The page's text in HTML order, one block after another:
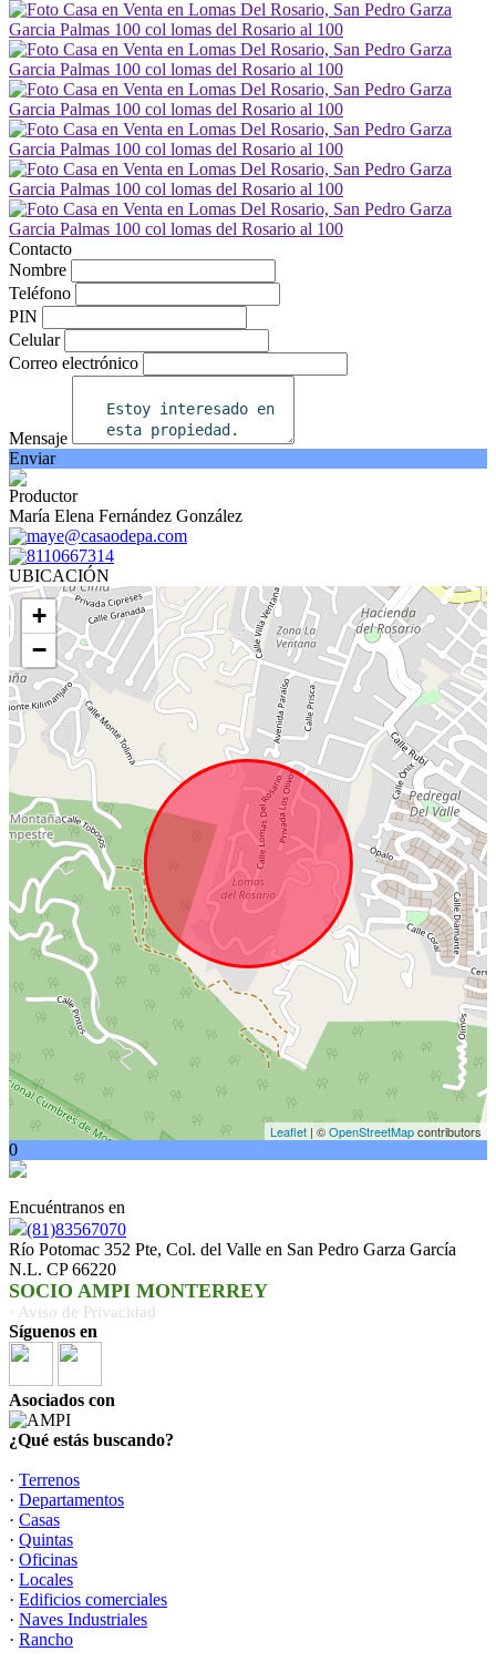
Contacto
Nombre
Teléfono
PIN
Celular
Correo electrónico
Mensaje
Enviar
Productor
María Elena Fernández González
maye@casaodepa.com
8110667314
UBICACIÓN
+
−
Leaflet | ©OpenStreetMapcontributors
0
Encuéntranos en
(81)83567070
Río Potomac 352 Pte, Col. del Valle en San Pedro Garza García
N.L. CP 66220
SOCIO AMPI MONTERREY
· Aviso de Privacidad
Síguenos en
Asociados con
¿Qué estás buscando?
· Terrenos
· Departamentos
· Casas
· Quintas
· Oficinas
· Locales
· Edificios comerciales
· Naves Industriales
· Rancho